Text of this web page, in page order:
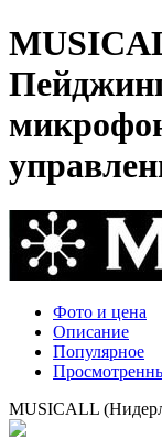
Фото и цена
Описание
Популярное
MUSICALL